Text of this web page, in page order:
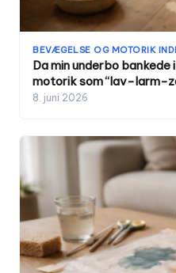
BEVÆGELSE OG MOTORIK
Da min underbo
motorik som “lav-larm-
8. juni 2026